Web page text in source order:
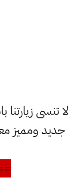
لا تنسى
جديد ومميز